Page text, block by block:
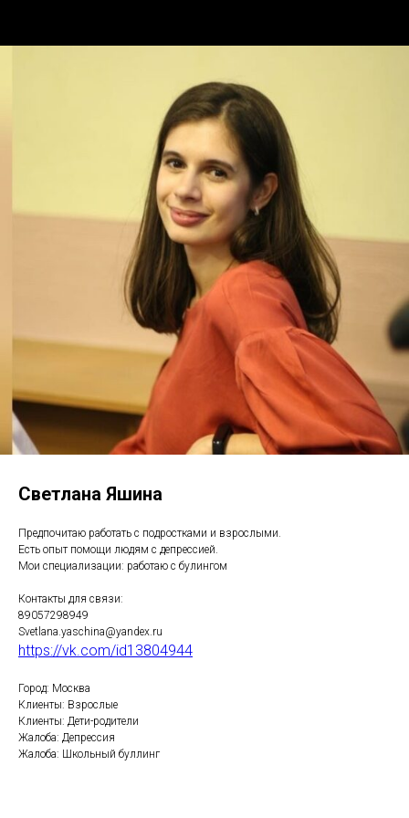
Светлана Яшина
Предпочитаю работать с подростками и взрослыми.
Есть опыт помощи людям с депрессией.
Мои специализации: работаю с булингом
Контакты для связи:
89057298949
Svetlana.yaschina@yandex.ru
https://vk.com/id13804944
Город: Москва
Клиенты: Взрослые
Клиенты: Дети-родители
Жалоба: Депрессия
Жалоба: Школьный буллинг